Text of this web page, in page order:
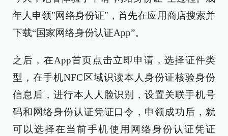
年人申领"网络身份证"，首先在应用商店搜索并
下载“国家网络身份认证App”。
之后，在App首页点击立即申请，选择证件类
型，在手机NFC区域识读本人身份证核验身份
信息后，进行本人人脸识别，设置关联手机号
码和网络身份认证凭证口令，申领成功后，就
可以选择在当前手机使用网络身份认证凭证